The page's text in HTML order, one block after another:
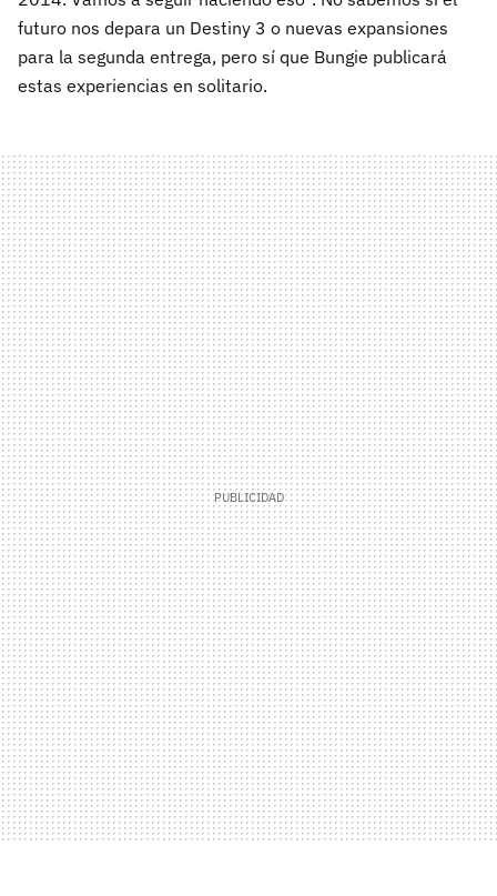
futuro nos depara un Destiny 3 o nuevas expansiones
para la segunda entrega, pero sí que Bungie publicará
estas experiencias en solitario.